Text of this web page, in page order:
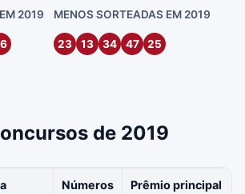
2019 MENOS SORTEADAS EM 2019
23 13 34 47 25
de 2019
Números Prêmio principal